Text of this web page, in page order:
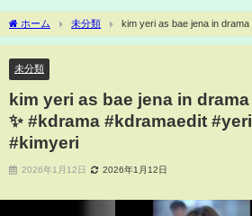
ホーム 未分類
kim yeri as bae jena in
#kdramaedit #yeri #bitchandrich #kimyeri
未分類
kim yeri as bae jena in
✨ #kdrama #kdramaedit
#kimyeri
2026年1月12日 2026年1月12日